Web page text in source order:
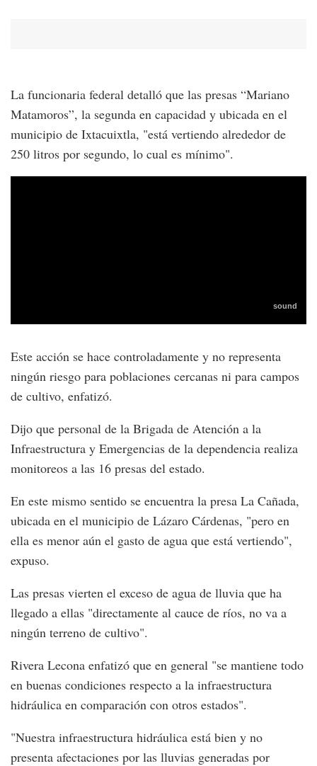
La funcionaria federal detalló que las presas “Mariano
Matamoros”, la segunda en capacidad y ubicada en el
municipio de Ixtacuixtla, "está vertiendo alrededor de
250 litros por segundo, lo cual es mínimo".
Este acción se hace controladamente y no representa
ningún riesgo para poblaciones cercanas ni para campos
de cultivo, enfatizó.
Dijo que personal de la Brigada de Atención a la
Infraestructura y Emergencias de la dependencia realiza
monitoreos a las 16 presas del estado.
En este mismo sentido se encuentra la presa La Cañada,
ubicada en el municipio de Lázaro Cárdenas, "pero en
ella es menor aún el gasto de agua que está vertiendo",
expuso.
Las presas vierten el exceso de agua de lluvia que ha
llegado a ellas "directamente al cauce de ríos, no va a
ningún terreno de cultivo".
Rivera Lecona enfatizó que en general "se mantiene todo
en buenas condiciones respecto a la infraestructura
hidráulica en comparación con otros estados".
"Nuestra infraestructura hidráulica está bien y no
presenta afectaciones por las lluvias generadas por